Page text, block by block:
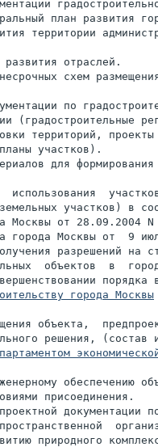
план развития
территории
отраслей.
схем
по
(градостроительные
территорий,
участков).
для формирования
использования
участков) в
Москвы от 28.09.2004
города Москвы от  9
разрешений на
объектов  в
порядка
города Москвы
объекта,
решения, (состав
обеспечению
присоединения.
документации
природного